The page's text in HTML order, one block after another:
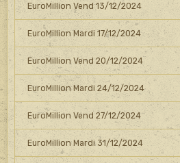
EuroMillion Vend 13/12/2024
EuroMillion Mardi 17/12/2024
EuroMillion Vend 20/12/2024
EuroMillion Mardi 24/12/2024
EuroMillion Vend 27/12/2024
EuroMillion Mardi 31/12/2024